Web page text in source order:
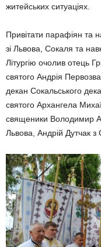
житейських ситуаціях.
Привітати парафіян та
зі Львова, Сокаля та
Літургію очолив отець
святого Андрія
декан Сокальського
святого Архангела
священики Володимир
Львова, Андрій Дутчак